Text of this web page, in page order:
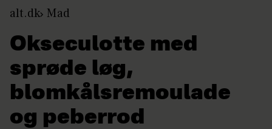
alt.dk Mad
Okseculotte med
sprøde løg,
blomkålsremoulade
og peberrod